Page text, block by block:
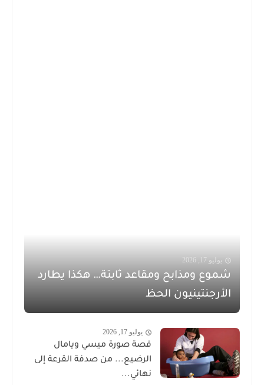
يوليو 17, 2026
شموع ومذابح ومقاعد ثابتة… هكذا يطارد
الأرجنتينيون الحظ
يوليو 17, 2026
قصة صورة ميسي ويامال
الرضيع... من صدفة القرعة إلى
نهائي...